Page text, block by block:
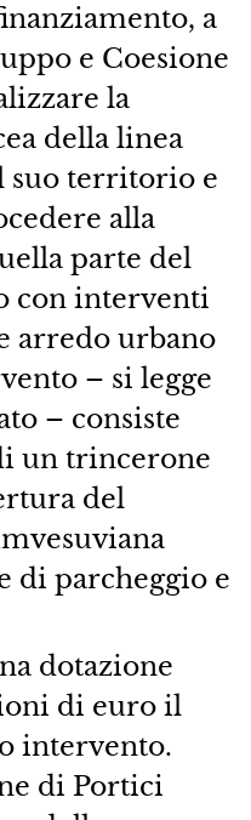
a
e Coesione
la
della linea
suo territorio e
alla
parte del
con interventi
arredo urbano
– si legge
– consiste
un trincerone
del
di parcheggio e
dotazione
di euro il
intervento.
di Portici